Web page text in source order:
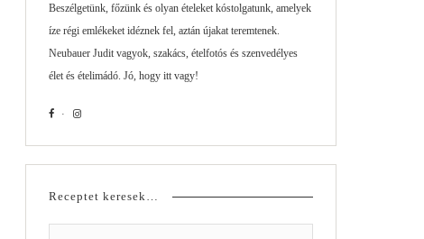
Beszélgetünk, főzünk és olyan ételeket kóstolgatunk, amelyek
íze régi emlékeket idéznek fel, aztán újakat teremtenek.
Neubauer Judit vagyok, szakács, ételfotós és szenvedélyes
élet és ételimádó. Jó, hogy itt vagy!
Receptet keresek…